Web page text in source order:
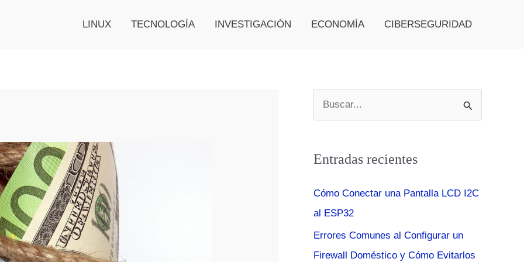
LINUX TECNOLOGÍA INVESTIGACIÓN ECONOMÍA CIBERSEGURIDAD
u
c
r
p
o
r
Entradas recientes
Cómo Conectar una Pantalla LCD I2C
al ESP32
Errores Comunes al Configurar un
Firewall Doméstico y Cómo Evitarlos